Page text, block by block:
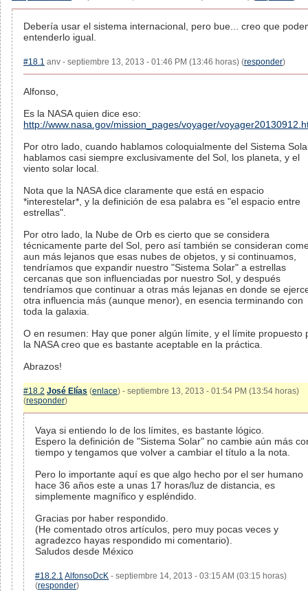
Debería usar el sistema internacional, pero bue... creo que
entenderlo igual.
#18.1 anv - septiembre 13, 2013 - 01:46 PM (13:46 horas) (responder)
Alfonso,
Es la NASA quien dice eso:
http://www.nasa.gov/mission_pages/voyager/
Por otro lado, cuando hablamos coloquialmente del Sistema
hablamos casi siempre exclusivamente del Sol, los planeta, y el
viento solar local.
Nota que la NASA dice claramente que está en espacio
*interestelar*, y la definición de esa palabra es "el espacio entre
estrellas".
Por otro lado, la Nube de Orb es cierto que se considera
técnicamente parte del Sol, pero así también se consideran
aun más lejanos que esas nubes de objetos, y si continuamos,
tendríamos que expandir nuestro "Sistema Solar" a estrellas
cercanas que son influenciadas por nuestro Sol, y después
tendríamos que continuar a otras más lejanas en donde se
otra influencia más (aunque menor), en esencia terminando con
toda la galaxia.
O en resumen: Hay que poner algún límite, y el límite propuesto
la NASA creo que es bastante aceptable en la práctica.
Abrazos!
#18.2 José Elías (enlace) - septiembre 13, 2013 - 01:54 PM (13:54 horas)
(responder)
Vaya si entiendo lo de los límites, es bastante lógico.
Espero la definición de "Sistema Solar" no cambie aún más
tiempo y tengamos que volver a cambiar el título a la nota.
Pero lo importante aquí es que algo hecho por el ser humano
hace 36 años este a unas 17 horas/luz de distancia, es
simplemente magnífico y espléndido.
Gracias por haber respondido.
(He comentado otros artículos, pero muy pocas veces y
agradezco hayas respondido mi comentario).
Saludos desde México
#18.2.1 AlfonsoDcK - septiembre 14, 2013 - 03:15 AM (03:15 horas)
(responder)